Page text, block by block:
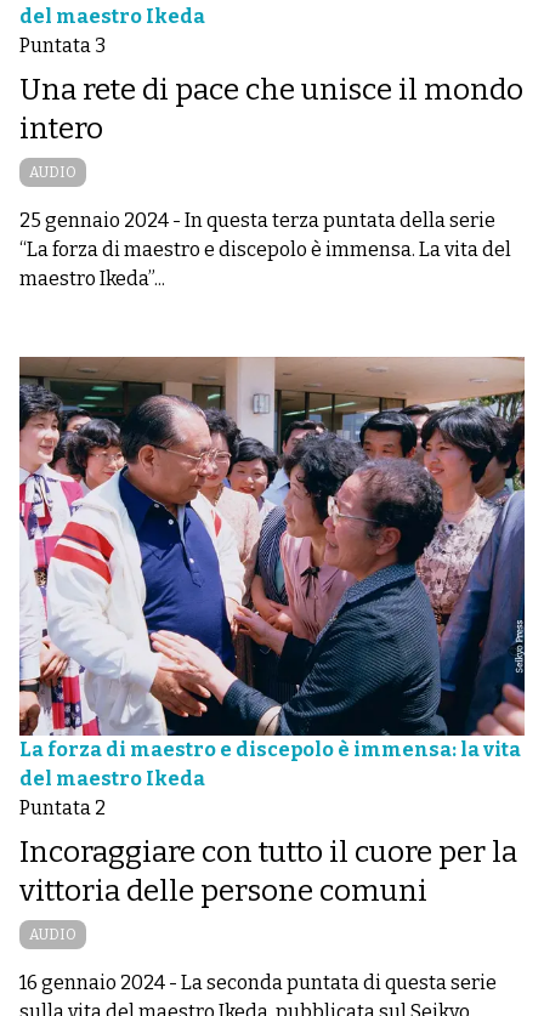
del maestro Ikeda
Puntata 3
Una rete di pace che unisce il mondo
intero
AUDIO
25 gennaio 2024 - In questa terza puntata della serie
“La forza di maestro e discepolo è immensa. La vita del
maestro Ikeda”...
La forza di maestro e discepolo è immensa: la vita
del maestro Ikeda
Puntata 2
Incoraggiare con tutto il cuore per la
vittoria delle persone comuni
AUDIO
16 gennaio 2024 - La seconda puntata di questa serie